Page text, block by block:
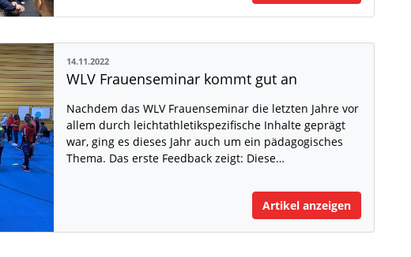
14.11.2022
WLV Frauenseminar kommt gut an
Nachdem das WLV Frauenseminar die letzten Jahre vor
allem durch leichtathletikspezifische Inhalte geprägt
war, ging es dieses Jahr auch um ein pädagogisches
Thema. Das erste Feedback zeigt: Diese…
Artikel anzeigen